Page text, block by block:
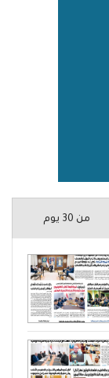
من 30 يوم